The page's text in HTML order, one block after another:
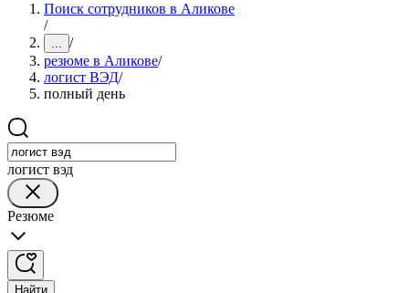
Поиск сотрудников в Аликове
/
... /
резюме в Аликове/
логист ВЭД/
полный день
логист вэд
Резюме
Найти